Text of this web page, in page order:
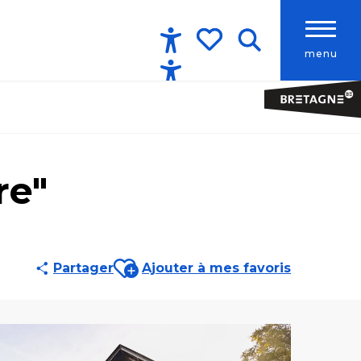
menu
Accessibilité
PartagerAjouter aux favoris
Ajouter à mes favoris